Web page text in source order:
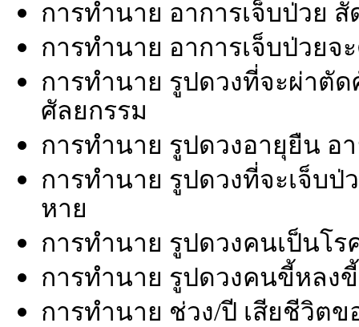
การทำนาย อาการเจ็บป่วย
การทำนาย อาการเจ็บป่วย
การทำนาย รูปดวงที่จะผ่าตั
ศัลยกรรม
การทำนาย รูปดวงอายุยืน อ
การทำนาย รูปดวงที่จะเจ็บป่
หาย
การทำนาย รูปดวงคนเป็นโ
การทำนาย รูปดวงคนขี้หลง
การทำนาย ช่วง/ปี เสียชีวิต